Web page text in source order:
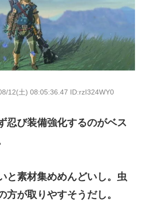
12(土) 08:05:36.47 ID:rzI324WY0
忍び装備強化するのがベス
と素材集めめんどいし。虫
方が取りやすそうだし。